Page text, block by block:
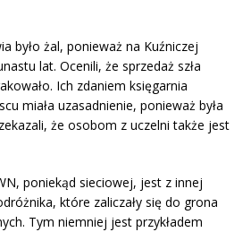
było żal, ponieważ na Kuźniczej
lat. Ocenili, że sprzedaż szła
Ich zdaniem księgarnia
miała uzasadnienie, ponieważ była
że osobom z uczelni także jest
poniekąd sieciowej, jest z innej
które zaliczały się do grona
Tym niemniej jest przykładem